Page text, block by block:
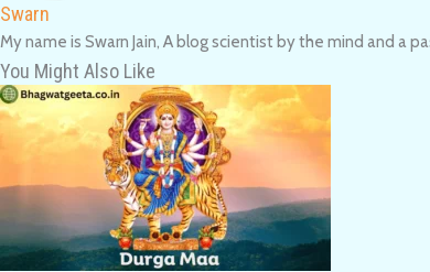
Swarn
My name is Swarn Jain, A blog scientist by the mind and
You Might Also Like